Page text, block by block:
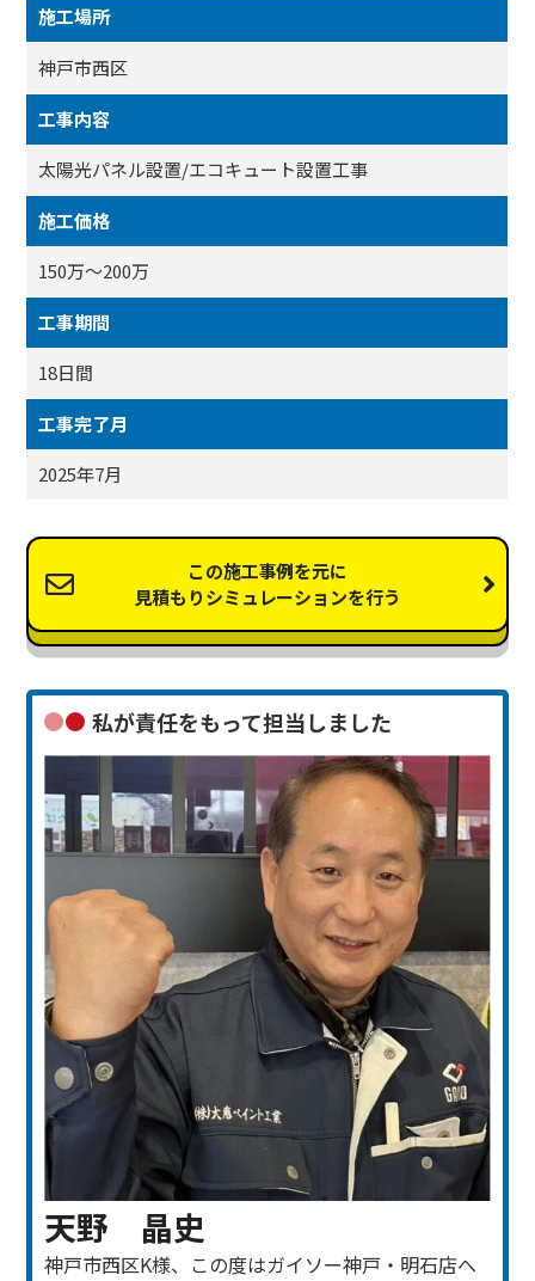
施工場所
神戸市西区
工事内容
太陽光パネル設置/エコキュート設置工事
施工価格
150万～200万
工事期間
18日間
工事完了月
2025年7月
この施工事例を元に
見積もりシミュレーションを行う
私が責任をもって担当しました
天野 晶史
神戸市西区K様、この度はガイソー神戸・明石店へ